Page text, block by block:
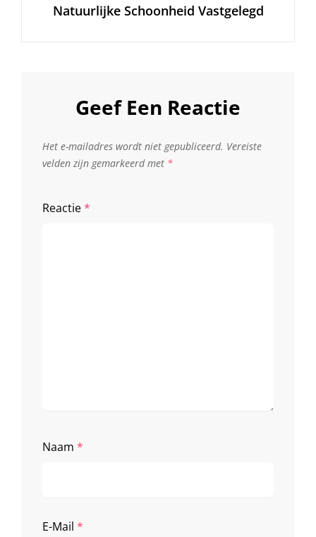
Natuurlijke Schoonheid Vastgelegd
Geef Een Reactie
Het e-mailadres wordt niet gepubliceerd. Vereiste
velden zijn gemarkeerd met *
Reactie*
Naam *
E-Mail *